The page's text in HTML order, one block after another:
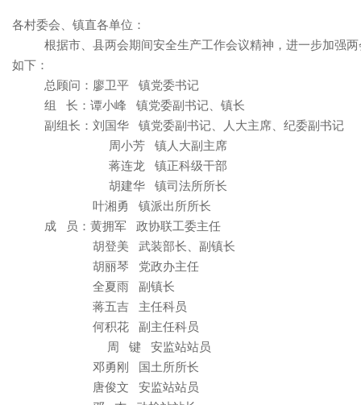
各村委会、镇直各单位：
根据市、县两会期间安全生产工作会议精神，进一步加强
如下：
总顾问：廖卫平
镇党委书记
组
长：谭小峰
镇党委副书记、镇长
副组长：刘国华
镇党委副书记、人大主席、纪委副书记
周小芳
镇人大副主席
蒋连龙
镇正科级干部
胡建华
镇司法所所长
叶湘勇
镇派出所所长
成
员：黄拥军
政协联工委主任
胡登美
武装部长、副镇长
胡丽琴
党政办主任
全夏雨 副镇长
蒋五吉
主任科员
何积花
副主任科员
周
键
安监站站员
邓勇刚
国土所所长
唐俊文
安监站站员